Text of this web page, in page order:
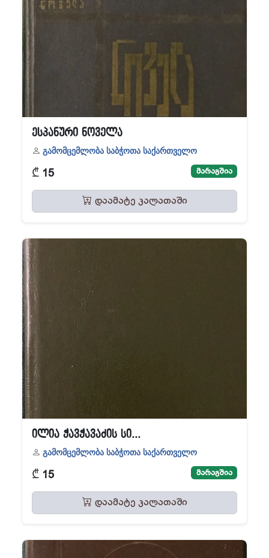
ესპანური ნოველა
გამომცემლობა საბჭოთა საქართველო
₾ 15 მარაგშია
დაამატე კალათაში
ილია ჭავჭავაძის სი...
გამომცემლობა საბჭოთა საქართველო
₾ 15 მარაგშია
დაამატე კალათაში